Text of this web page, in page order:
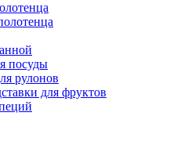
посуды
рулонов
для фруктов